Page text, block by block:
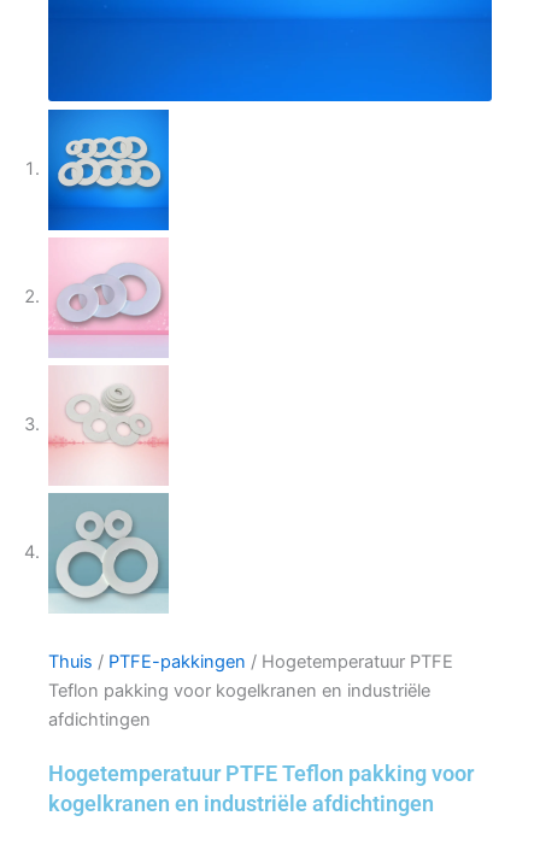
Thuis / PTFE-pakkingen / Hogetemperatuur PTFE
Teflon pakking voor kogelkranen en industriële
afdichtingen
Hogetemperatuur PTFE Teflon pakking voor
kogelkranen en industriële afdichtingen